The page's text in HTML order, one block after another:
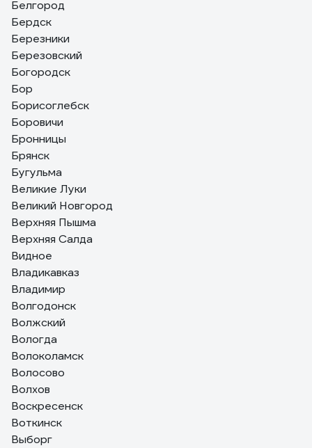
Белгород
Бердск
Березники
Березовский
Богородск
Бор
Борисоглебск
Боровичи
Бронницы
Брянск
Бугульма
Великие Луки
Великий Новгород
Верхняя Пышма
Верхняя Салда
Видное
Владикавказ
Владимир
Волгодонск
Волжский
Вологда
Волоколамск
Волосово
Волхов
Воскресенск
Воткинск
Выборг